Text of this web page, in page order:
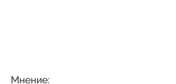
Мнение: